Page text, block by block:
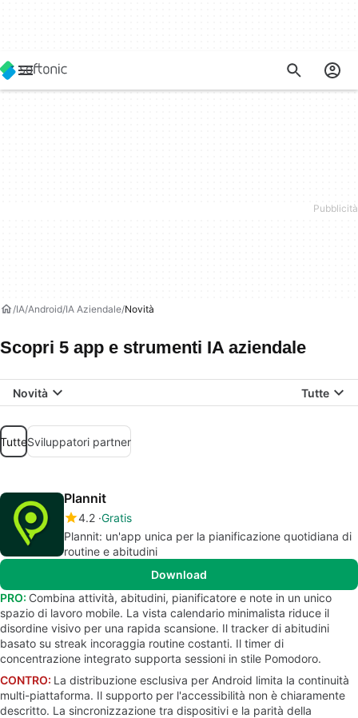
IA Android IA Aziendale Novità
Scopri 5 app e strumenti IA aziendale
Novità Tutte
TutteSviluppatori partner
Plannit
4.2 Gratis
Plannit: un'app unica per la pianificazione quotidiana di
routine e abitudini
Download
PRO: Combina attività, abitudini, pianificatore e note in un unico
spazio di lavoro mobile. La vista calendario minimalista riduce il
disordine visivo per una rapida scansione. Il tracker di abitudini
basato su streak incoraggia routine costanti. Il timer di
concentrazione integrato supporta sessioni in stile Pomodoro.
CONTRO: La distribuzione esclusiva per Android limita la continuità
multi-piattaforma. Il supporto per l'accessibilità non è chiaramente
descritto. La sincronizzazione tra dispositivi e la parità della